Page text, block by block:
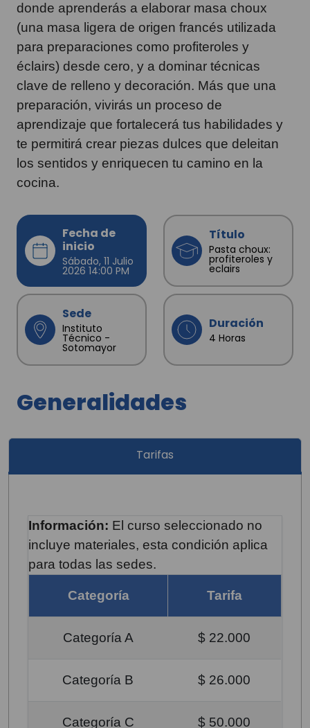
donde aprenderás a elaborar masa choux
(una masa ligera de origen francés utilizada
para preparaciones como profiteroles y
éclairs) desde cero, y a dominar técnicas
clave de relleno y decoración. Más que una
preparación, vivirás un proceso de
aprendizaje que fortalecerá tus habilidades y
te permitirá crear piezas dulces que deleitan
los sentidos y enriquecen tu camino en la
cocina.
Fecha de
inicio
Sábado, 11 Julio
2026 14:00 PM
Título
Pasta choux:
profiteroles y
eclairs
Sede
Instituto
Técnico -
Sotomayor
Duración
4 Horas
Generalidades
Tarifas
Información: El curso seleccionado no
incluye materiales, esta condición aplica
para todas las sedes.
Categoría Tarifa
Categoría A $ 22.000
Categoría B $ 26.000
Categoría C $ 50.000